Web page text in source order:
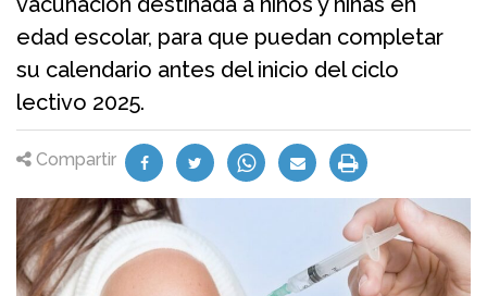
edad escolar, para que puedan completar
su calendario antes del inicio del ciclo
lectivo 2025.
Compartir